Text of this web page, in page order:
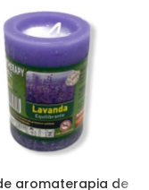
aromaterapia de